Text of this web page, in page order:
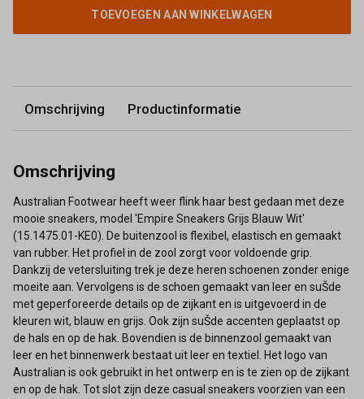
TOEVOEGEN AAN WINKELWAGEN
Omschrijving Productinformatie
Omschrijving
Australian Footwear heeft weer flink haar best gedaan met deze
mooie sneakers, model 'Empire Sneakers Grijs Blauw Wit'
(15.1475.01-KE0). De buitenzool is flexibel, elastisch en gemaakt
van rubber. Het profiel in de zool zorgt voor voldoende grip.
Dankzij de vetersluiting trek je deze heren schoenen zonder enige
moeite aan. Vervolgens is de schoen gemaakt van leer en suŠde
met geperforeerde details op de zijkant en is uitgevoerd in de
kleuren wit, blauw en grijs. Ook zijn suŠde accenten geplaatst op
de hals en op de hak. Bovendien is de binnenzool gemaakt van
leer en het binnenwerk bestaat uit leer en textiel. Het logo van
Australian is ook gebruikt in het ontwerp en is te zien op de zijkant
en op de hak. Tot slot zijn deze casual sneakers voorzien van een